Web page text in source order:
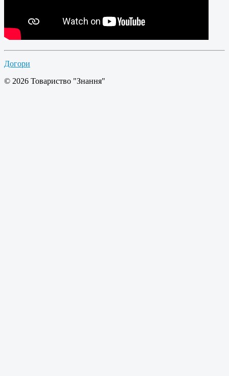
Догори
© 2026 Товариство "Знання"